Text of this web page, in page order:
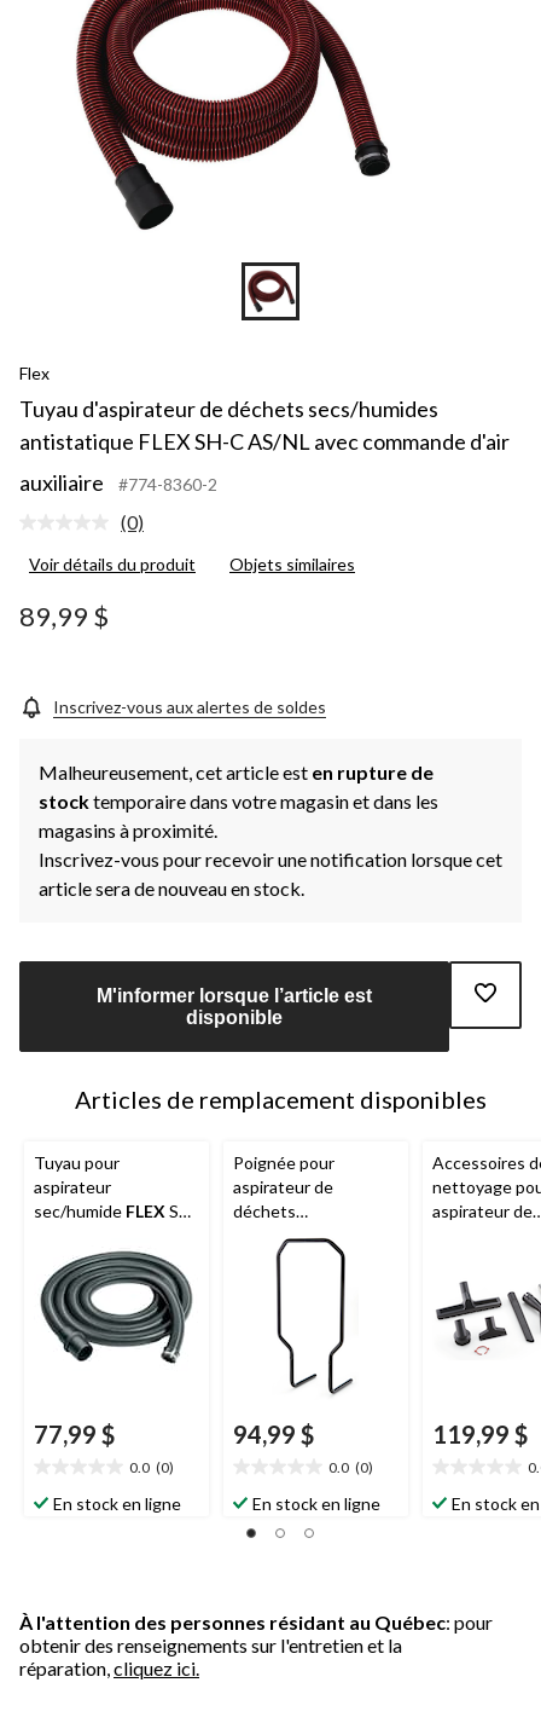
Flex
Tuyau d'aspirateur de déchets secs/humides
antistatique FLEX SH-C AS/NL avec commande d'air
auxiliaire
#774-8360-2
Aucune
pour
page.
(0)
Voir détails du produit Objets similaires
89,99 $
Inscrivez-vous aux alertes de soldes
Malheureusement, cet article est en rupture de
stocktemporaire dans votre magasin et dans les
magasins à proximité.
Inscrivez-vous pour recevoir une notification lorsque cet
article sera de nouveau en stock.
M'informer lorsque l’article est
disponible
Articles de remplacement disponibles
Tuyau pour
aspirateur
sec/humide FLEX SH
auxiliaire
77,99 $
0.0 (0)
étoile(s)
En stock en ligne
Poignée pour
aspirateur de
déchets
secs/humides
VCE-TH
94,99 $
0.0 (0)
étoile(s)
sur
En stock en ligne
Accessoires
nettoyage
aspirateur de
CLE 32 AS
119,99 $
étoile(s)
En stock
À l'attention des personnes résidant au Québec: pour
obtenir des renseignements sur l'entretien et la
réparation, cliquez ici.